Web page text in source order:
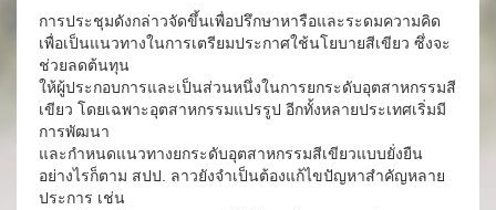
การประชุมดังกล่าวจัดขึ้นเพื่อปรึกษาหารือและระดมความคิด
เพื่อเป็นแนวทางในการเตรียมประกาศใช้นโยบายสีเขียว ซึ่งจะ
ช่วยลดต้นทุน
ให้ผู้ประกอบการและเป็นส่วนหนึ่งในการยกระดับอุตสาหกรรมสี
เขียว โดยเฉพาะอุตสาหกรรมแปรรูป อีกทั้งหลายประเทศเริ่มมี
การพัฒนา
และกำหนดแนวทางยกระดับอุตสาหกรรมสีเขียวแบบยั่งยืน
อย่างไรก็ตาม สปป. ลาวยังจำเป็นต้องแก้ไขปัญหาสำคัญหลาย
ประการ เช่น